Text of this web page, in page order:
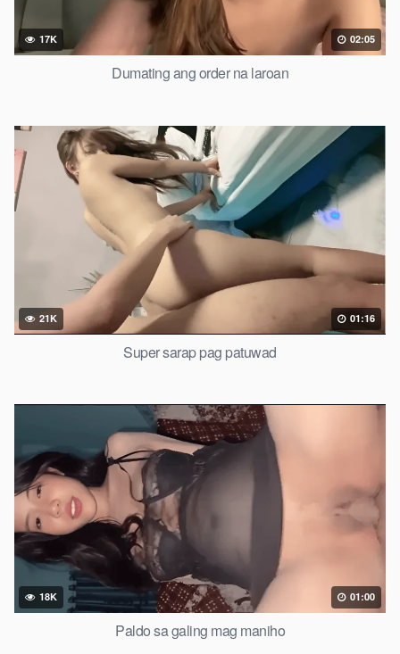
17K 02:05
Dumating ang order na laroan
21K 01:16
Super sarap pag patuwad
18K 01:00
Paldo sa galing mag maniho